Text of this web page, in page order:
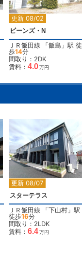
更新 08/02
ビーンズ・N
ＪＲ飯田線 「飯島 」駅 徒
歩14分
間取り：2DK
賃料： 4.0万円
更新 08/07
2
スターテラス
ＪＲ飯田線 「下山村 」駅
徒歩16分
間取り：2LDK
賃料： 6.4万円